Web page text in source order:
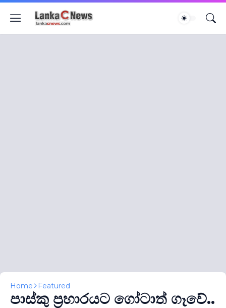
Home Featured
පාස්කු ප‍්‍රහාරයට ගෝටාත් ගෑවේ..